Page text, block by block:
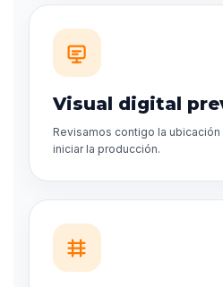
Visual digital
Revisamos contigo la
iniciar la producción.